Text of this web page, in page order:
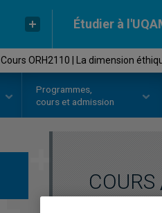
Étudier à
Cours ORH2110 | La dimension
Programmes,
cours et admission
COURS